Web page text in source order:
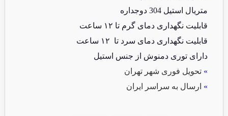
متریال استیل 304 دوجداره
قابلیت نگهداری دمای گرم تا ۱۲ ساعت
قابلیت نگهداری دمای سرد تا ۱۲ ساعت
دارای توری دمنوش از جنس استیل
» تحویل فوری شهر تهران
» ارسال به سراسر ایران